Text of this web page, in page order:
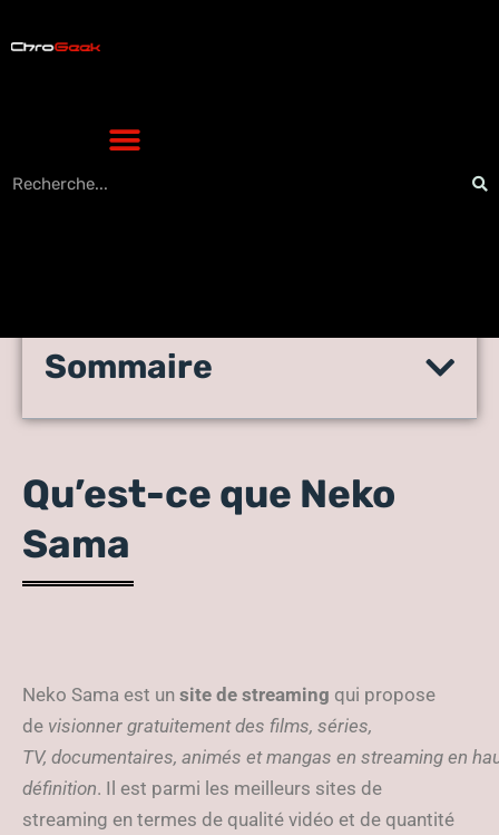
fonctionne en 2023
Sommaire
Qu’est-ce que Neko
Sama
Neko Sama est un site de streaming qui propose
de visionner gratuitement des films, séries,
TV, documentaires, animés et mangas en streaming en
définition. Il est parmi les meilleurs sites de
streaming en termes de qualité vidéo et de quantité